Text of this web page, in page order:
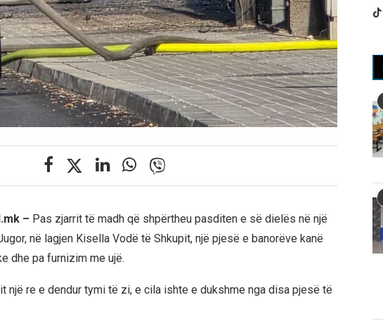
– Pas zjarrit të madh që shpërtheu pasditen e së dielës në një
në lagjen Kisella Vodë të Shkupit, një pjesë e banorëve kanë
dhe pa furnizim me ujë.
një re e dendur tymi të zi, e cila ishte e dukshme nga disa pjesë të